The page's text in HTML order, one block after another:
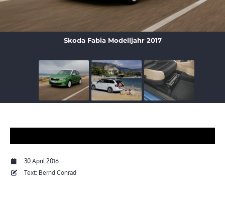
Skoda Fabia Modelljahr 2017
30.April 2016
Text: Bernd Conrad